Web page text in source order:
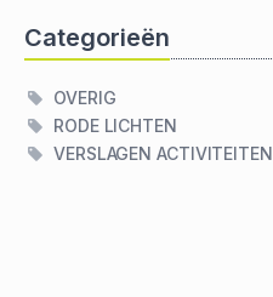
Categorieën
OVERIG
RODE LICHTEN
VERSLAGEN ACTIVITEITEN